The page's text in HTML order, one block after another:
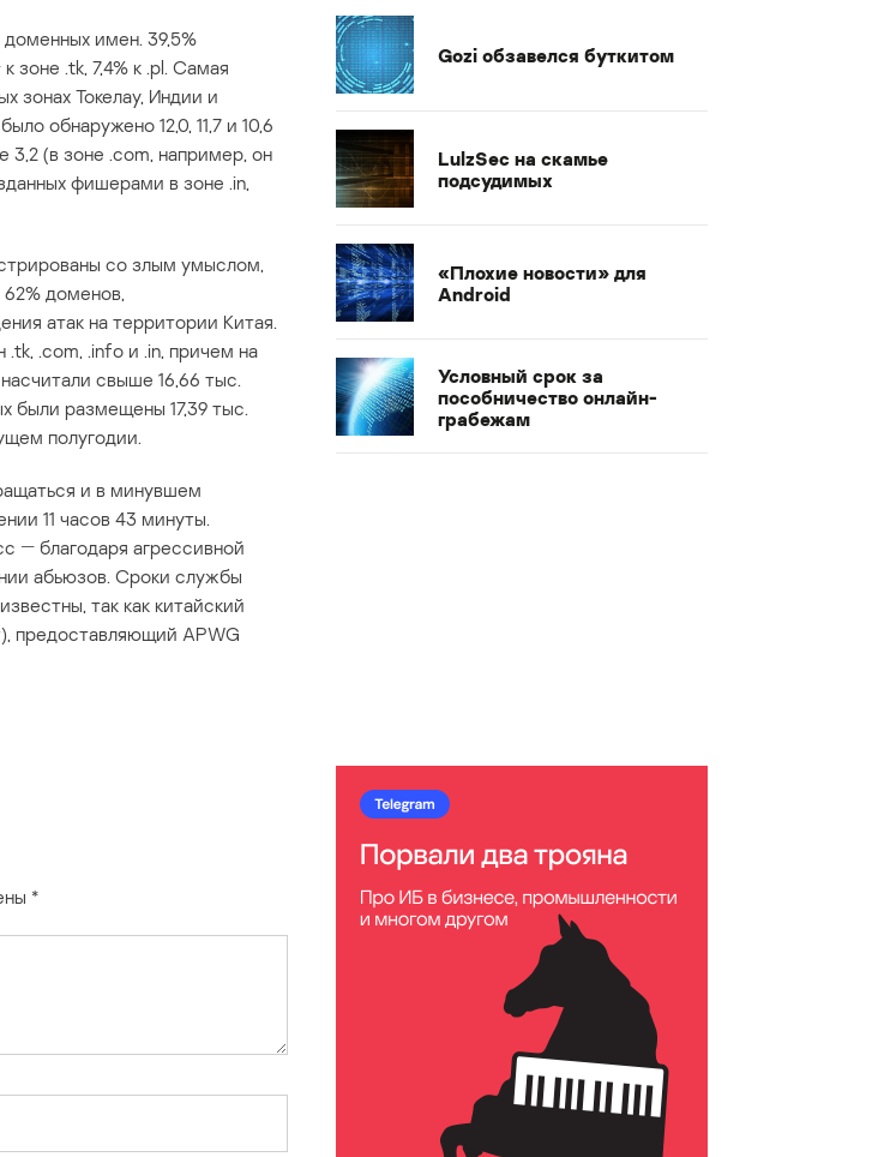
имен. 39,5%
зоне .tk, 7,4% к .pl. Самая
зонах Токелау, Индии и
обнаружено 12,0, 11,7 и 10,6
(в зоне .com, например, он
фишерами в зоне .in,
со злым умыслом,
доменов,
атак на территории Китая.
.com, .info и .in, причем на
свыше 16,66 тыс.
были размещены 17,39 тыс.
полугодии.
и в минувшем
11 часов 43 минуты.
― благодаря агрессивной
абьюзов. Сроки службы
так как китайский
предоставляющий APWG
*
Gozi обзавелся буткитом
LulzSec на скамье
подсудимых
«Плохие новости» для
Android
Условный срок за
пособничество онлайн-
грабежам